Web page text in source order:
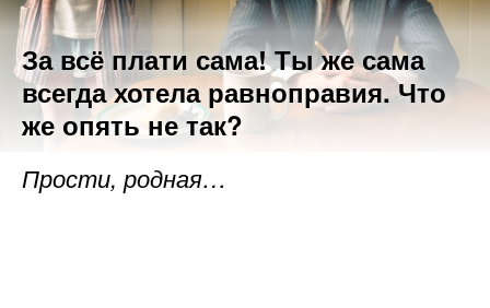
За всё плати сама! Ты же сама
всегда хотела равноправия. Что
же опять не так?
Прости, родная…